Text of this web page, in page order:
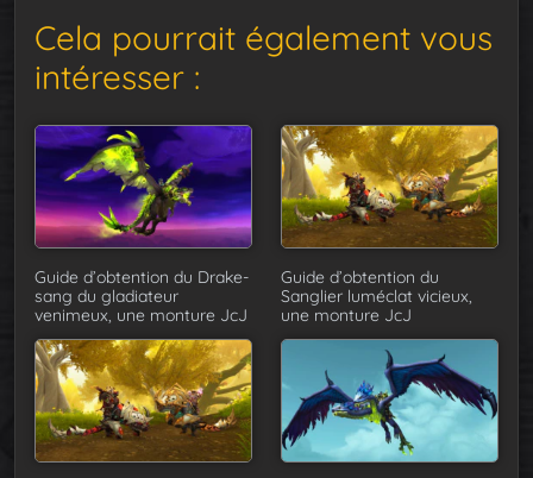
Cela pourrait également vous
intéresser :
Guide d’obtention du Drake-
sang du gladiateur
venimeux, une monture JcJ
Guide d’obtention du
Sanglier luméclat vicieux,
une monture JcJ